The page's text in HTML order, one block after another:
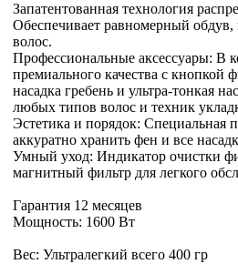
Запатентованная технология
Обеспечивает равномерный обдув,
волос.
Профессиональные аксессуары: В
премиального качества с кнопкой
насадка гребень и ультра-тонкая
любых типов волос и техник
Эстетика и порядок: Специальная
аккуратно хранить фен и все
Умный уход: Индикатор очистки
магнитный фильтр для легкого
Гарантия 12 месяцев
Мощность: 1600 Вт
Вес: Ультралегкий всего 400 гр